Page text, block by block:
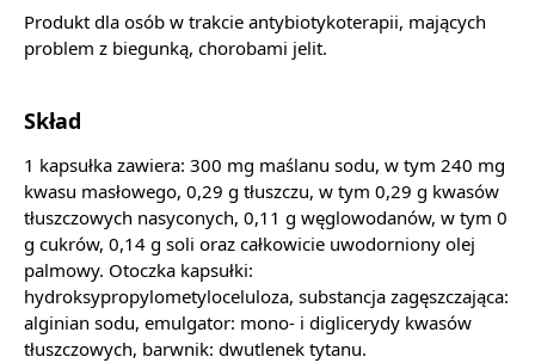
Produkt dla osób w trakcie antybiotykoterapii, mających
problem z biegunką, chorobami jelit.
Skład
1 kapsułka zawiera: 300 mg maślanu sodu, w tym 240 mg
kwasu masłowego, 0,29 g tłuszczu, w tym 0,29 g kwasów
tłuszczowych nasyconych, 0,11 g węglowodanów, w tym 0
g cukrów, 0,14 g soli oraz całkowicie uwodorniony olej
palmowy. Otoczka kapsułki:
hydroksypropylometyloceluloza, substancja zagęszczająca:
alginian sodu, emulgator: mono- i diglicerydy kwasów
tłuszczowych, barwnik: dwutlenek tytanu.